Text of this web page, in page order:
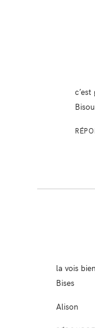
la vois
Bises
Alison